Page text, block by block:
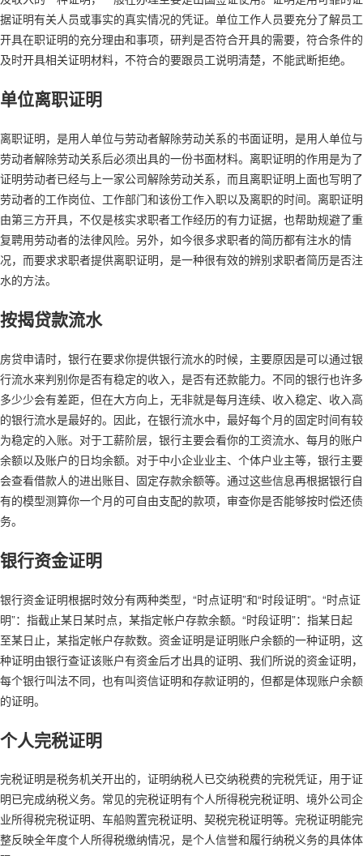
据证明有关人员或事实的真实情况的凭证。单位工作人员要充分了解员工
开具在职证明的充分理由和事项，研判是否符合开具的需要，符合条件的
及时开具相关证明材料，不符合的要跟员工说明清楚，不能武断拒绝。
单位离职证明
离职证明，是用人单位与劳动者解除劳动关系的书面证明，是用人单位与
劳动者解除劳动关系后必须出具的一份书面材料。离职证明的作用是为了
证明劳动者已经与上一家公司解除劳动关系，而且离职证明上面也写明了
劳动者的工作岗位、工作部门和该份工作入职以及离职的时间。离职证明
由第三方开具，不仅是核实求职者工作经历的有力证据，也帮助规避了重
复聘用劳动者的法律风险。另外，如今很多求职者的简历都有注水的情
况，而要求求职者提供离职证明，是一种很有效的辨别求职者简历是否注
水的方法。
按揭贷款流水
房贷申请时，银行在要求你提供银行流水的时候，主要原因是可以通过银
行流水来判别你是否有稳定的收入，是否有还款能力。不同的银行也许多
多少少会有差距，但在大方向上，无非就是每月连续、收入稳定、收入高
的银行流水是最好的。因此，在银行流水中，最好每个月的固定时间有较
为稳定的入账。对于工薪阶层，银行主要会看你的工资流水、每月的账户
余额以及账户的日均余额。对于中小企业业主、个体户业主等，银行主要
会查看借款人的进出账目、固定存款余额等。通过这些信息再根据银行自
有的模型测算你一个月的可自由支配的款项，审查你是否能够按时偿还债
务。
银行资金证明
银行资金证明根据时效分有两种类型，“时点证明”和“时段证明”。“时点证
明”：指截止某日某时点，某指定帐户存款余额。“时段证明”：指某日起
至某日止，某指定帐户存款数。资金证明是证明账户余额的一种证明，这
种证明由银行查证该账户有资金后才出具的证明、我们所说的资金证明，
每个银行叫法不同，也有叫资信证明和存款证明的，但都是体现账户余额
的证明。
个人完税证明
完税证明是税务机关开出的，证明纳税人已交纳税费的完税凭证，用于证
明已完成纳税义务。常见的完税证明有个人所得税完税证明、境外公司企
业所得税完税证明、车船购置完税证明、契税完税证明等。完税证明能完
整反映全年度个人所得税缴纳情况，是个人信誉和履行纳税义务的具体体